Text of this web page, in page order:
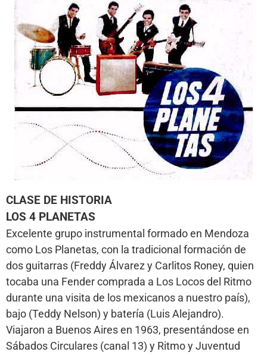
CLASE DE HISTORIA
LOS 4 PLANETAS
Excelente grupo instrumental formado en Mendoza
como Los Planetas, con la tradicional formación de
dos guitarras (Freddy Álvarez y Carlitos Roney, quien
tocaba una Fender comprada a Los Locos del Ritmo
durante una visita de los mexicanos a nuestro país),
bajo (Teddy Nelson) y batería (Luis Alejandro).
Viajaron a Buenos Aires en 1963, presentándose en
Sábados Circulares (canal 13) y Ritmo y Juventud